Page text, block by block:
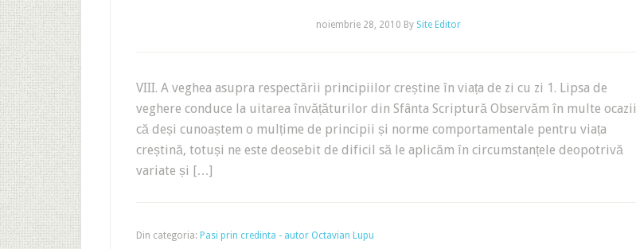
noiembrie 28, 2010 By Site Editor
VIII. A veghea asupra respectării principiilor creștine în viața de zi cu zi 1. Lipsa de
veghere conduce la uitarea învățăturilor din Sfânta Scriptură Observăm în multe ocazii
că deși cunoaștem o mulțime de principii și norme comportamentale pentru viața
creștină, totuși ne este deosebit de dificil să le aplicăm în circumstanțele deopotrivă
variate și […]
Din categoria: Pasi prin credinta - autor Octavian Lupu